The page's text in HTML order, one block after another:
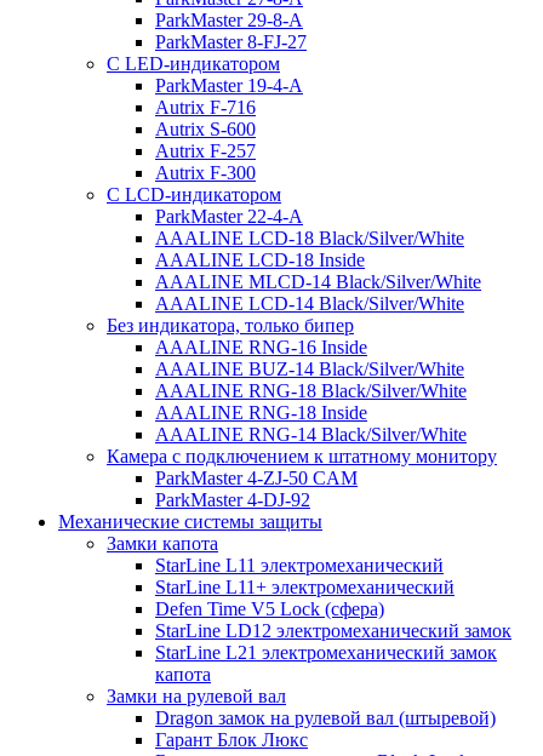
ParkMaster 29-8-A
ParkMaster 8-FJ-27
С LED-индикатором
ParkMaster 19-4-A
Autrix F-716
Autrix S-600
Autrix F-257
Autrix F-300
С LCD-индикатором
ParkMaster 22-4-A
AAALINE LCD-18 Black/Silver/White
AAALINE LCD-18 Inside
AAALINE MLCD-14 Black/Silver/White
AAALINE LCD-14 Black/Silver/White
Без индикатора, только бипер
AAALINE RNG-16 Inside
AAALINE BUZ-14 Black/Silver/White
AAALINE RNG-18 Black/Silver/White
AAALINE RNG-18 Inside
AAALINE RNG-14 Black/Silver/White
Камера с подключением к штатному монитору
ParkMaster 4-ZJ-50 CAM
ParkMaster 4-DJ-92
Механические системы защиты
Замки капота
StarLine L11 электромеханический
StarLine L11+ электромеханический
Defen Time V5 Lock (сфера)
StarLine LD12 электромеханический замок
StarLine L21 электромеханический замок
капота
Замки на рулевой вал
Dragon замок на рулевой вал (штыревой)
Гарант Блок Люкс